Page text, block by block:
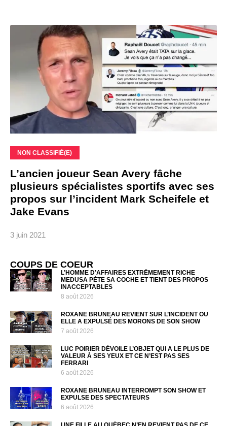
NON CLASSIFIÉ(E)
L’ancien joueur Sean Avery fâche
plusieurs spécialistes sportifs avec ses
propos sur l’incident Mark Scheifele et
Jake Evans
3 juin 2021
COUPS DE COEUR
L’HOMME D’AFFAIRES EXTRÊMEMENT RICHE
MEDUSA PÈTE SA COCHE ET TIENT DES PROPOS
INACCEPTABLES
8 août 2026
ROXANE BRUNEAU REVIENT SUR L’INCIDENT OÙ
ELLE A EXPULSÉ DES MORONS DE SON SHOW
7 août 2026
LUC POIRIER DÉVOILE L’OBJET QUI A LE PLUS DE
VALEUR À SES YEUX ET CE N’EST PAS SES
FERRARI
6 août 2026
ROXANE BRUNEAU INTERROMPT SON SHOW ET
EXPULSE DES SPECTATEURS
6 août 2026